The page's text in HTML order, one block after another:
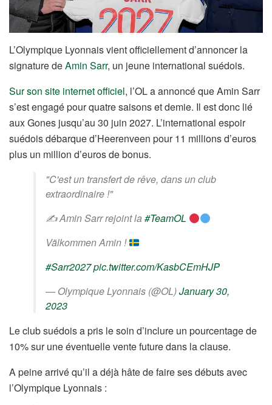
L’Olympique Lyonnais vient officiellement d’annoncer la
signature deAmin Sarr, un jeune international suédois.
Sur son site internet officiel, l’OL a annoncé que Amin Sarr
s’est engagé pour quatre saisons et demie. Il est donc lié
aux Gones jusqu’au 30 juin 2027. L’international espoir
suédois débarque d’Heerenveen pour 11 millions d’euros
plus un million d’euros de bonus.
"C'est un transfert de rêve, dans un club
extraordinaire !"
✍️ Amin Sarr rejoint la#TeamOL
Välkommen Amin !
#Sarr2027pic.twitter.com/KasbCEmHJP
— Olympique Lyonnais (@OL)January 30,
2023
Le club suédois a pris le soin d’inclure un pourcentage de
10% sur une éventuelle vente future dans la clause.
A peine arrivé qu’il a déjà hâte de faire ses débuts avec
l’Olympique Lyonnais :